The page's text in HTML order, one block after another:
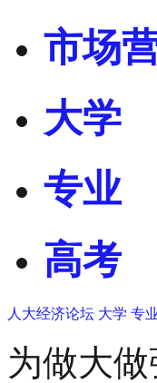
市场
大学
专业
高考
人大经济论坛 大学 专
为做大